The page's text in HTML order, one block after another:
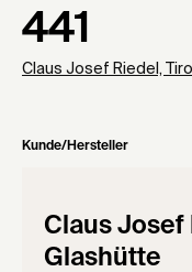
441
Claus Josef Riedel,
Kunde/Hersteller
Claus Josef
Glashütte